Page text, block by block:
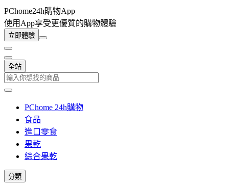
PChome24h購物App
使用App享受更優質的購物體驗
立即體驗
全站
PChome 24h購物
食品
進口零食
果乾
綜合果乾
分類